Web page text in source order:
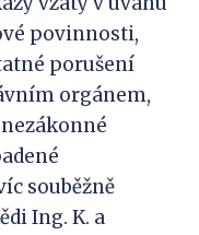
povinnosti,
porušení
orgánem,
souběžně
Ing. K. a